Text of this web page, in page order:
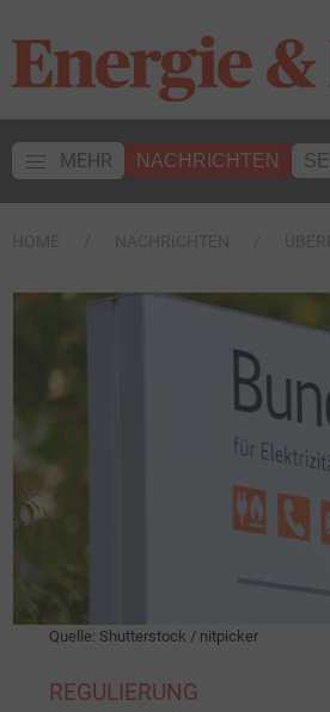
MEHR NACHRICHTEN
Quelle: Shutterstock / nitpicker
REGULIERUNG